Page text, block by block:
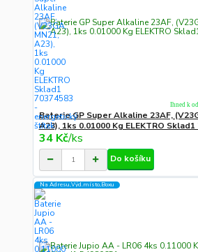
Baterie GP Super Alkaline 23AF,
A23), 1ks 0.01000 Kg ELEKTRO Sklad1
34 Kč/ks
Ihned k
Do košíku
Na Adresu,Výd.místo,Boxu